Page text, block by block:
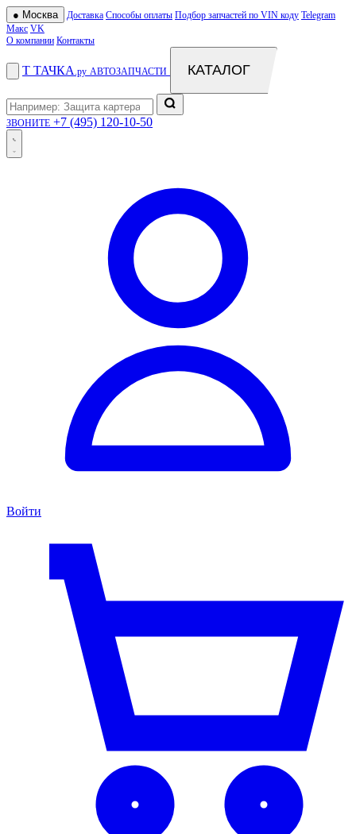
● Москва Доставка Способы оплаты Подбор запчастей по VIN коду Telegram
Макс VK
О компании Контакты
Т ТАЧКА .ру АВТОЗАПЧАСТИ КАТАЛОГ
ЗВОНИТЕ +7 (495) 120-10-50
Войти